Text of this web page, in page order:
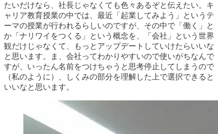
たいだけなら、社長じゃなくても色々あるぞと伝えたい。キ
ャリア教育授業の中では、最近「起業してみよう」というテ
ーマの授業が行われるらしいのですが、その中で「働く」と
か「ナリワイをつくる」という概念を、「会社」という世界
観だけじゃなくて、もっとアップデートしていけたらいいな
と思います。ま、会社ってわかりやすいので使いがちなんで
すが、いったん名前をつけちゃうと思考停止してしまうので
（私のように）、しくみの部分を理解した上で選択できると
いいなと思います。